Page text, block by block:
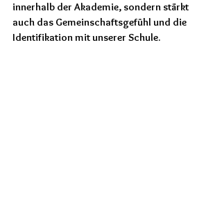
innerhalb der Akademie, sondern stärkt
auch das Gemeinschaftsgefühl und die
Identifikation mit unserer Schule.